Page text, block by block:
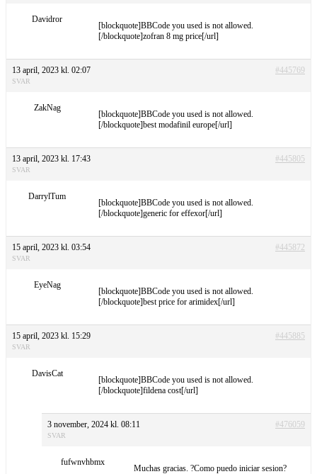
Davidror
[blockquote]BBCode you used is not allowed.
[/blockquote]zofran 8 mg price[/url]
13 april, 2023 kl. 02:07 #445769
SVAR
ZakNag
[blockquote]BBCode you used is not allowed.
[/blockquote]best modafinil europe[/url]
13 april, 2023 kl. 17:43 #445805
SVAR
DarrylTum
[blockquote]BBCode you used is not allowed.
[/blockquote]generic for effexor[/url]
15 april, 2023 kl. 03:54 #445872
SVAR
EyeNag
[blockquote]BBCode you used is not allowed.
[/blockquote]best price for arimidex[/url]
15 april, 2023 kl. 15:29 #445885
SVAR
DavisCat
[blockquote]BBCode you used is not allowed.
[/blockquote]fildena cost[/url]
3 november, 2024 kl. 08:11 #476059
SVAR
fufwnvhbmx
Muchas gracias. ?Como puedo iniciar sesion?